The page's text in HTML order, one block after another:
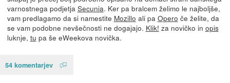
varnostnega podjetja Secunia. Ker pa bralcem želimo le najboljše,
vam predlagamo da si namestite Mozillo ali pa Opero če želite, da
se vam podobne nevšečnosti ne dogajajo. Klik! za novičko in opis
luknje, tu pa še eWeekova novička.
54 komentarjev